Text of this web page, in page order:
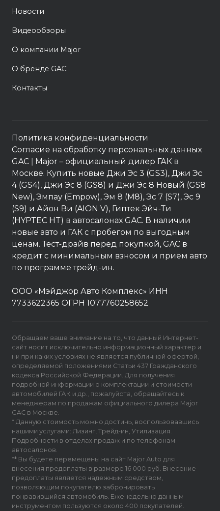
Новости
Видеообзоры
О компании Major
О бренде GAC
Контакты
Политика конфиденциальности
Согласие на обработку персональных данных
GAC | Major – официальный дилер ГАК в
Москве. Купить новые Джи Эс 3 (GS3), Джи Эс
4 (GS4), Джи Эс 8 (GS8) и Джи Эс 8 Новый (GS8
New), Эмпау (Empow), Эм 8 (M8), Эс 7 (S7), Эс 9
(S9) и Айон Ви (AION V), Гиптек Эйч-Ти
(HYPTEC HT) в автосалонах GAC. В наличии
новые авто и ГАК с пробегом по выгодным
ценам. Тест-драйв перед покупкой, GAC в
кредит с минимальным взносом и прием авто
по программе трейд-ин.
ООО «Мэйджор Авто Комплекс» ИНН
7733622365 ОГРН 1077760258652
Обращаем ваше внимание на то, что данный Интернет-
сайт носит исключительно информационный характер и
ни при каких условиях не является публичной офертой,
определяемой положениями Статьи 437 Гражданского
кодекса Российской Федерации. Для получения
подробной информации о комплектации и стоимости
автомобилей ГАК и др., пожалуйста, обращайтесь к
менеджерам по продажам официального дилера Major
GAC в Москве.
* Данную стоимость можно достичь, воспользовавшись
нашими услугами: Лизинг, Трейд-ин, Утилизация.
Подробности в отделах продаж и по телефонам
автосалонов.
** Вы будете перемещены на сайт Major Auto для
внесения предоплаты в размере 16 000 руб. Внесение
предоплаты является надежным средством,
позволяющим покупателю забронировать
понравившийся автомобиль. Еженедельно данным
инструментом пользуются около 400 покупателей.